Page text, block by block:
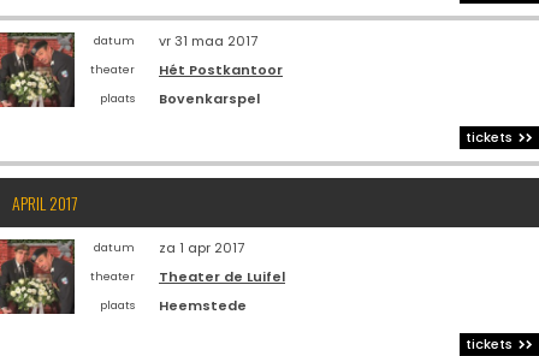
datum vr 31 maa 2017
theater Hét Postkantoor
plaats
Bovenkarspel
tickets
APRIL 2017
datum za 1 apr 2017
theater Theater de Luifel
plaats
Heemstede
tickets